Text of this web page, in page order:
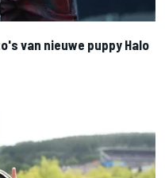
van nieuwe puppy Halo